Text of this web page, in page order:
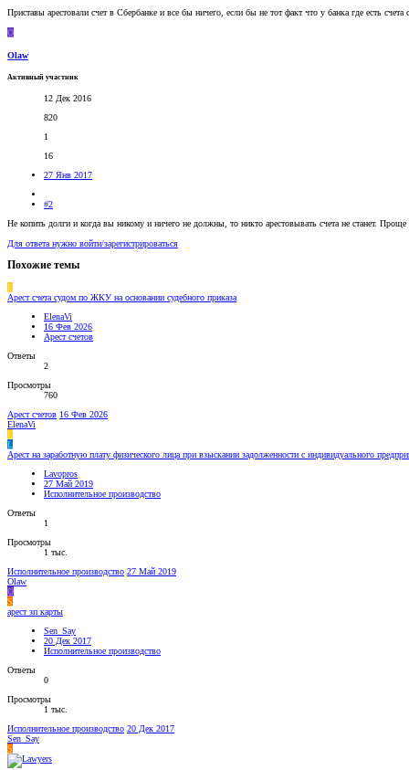
Приставы арестовали счет в Сбербанке и все бы ничего, если бы не тот факт что у банка где есть
O
Olaw
Активный участник
12 Дек 2016
820
1
16
27 Янв 2017
#2
Не копить долги и когда вы никому и ничего не должны, то никто арестовывать счета не станет. Проще
Для ответа нужно войти/зарегистрироваться
Похожие темы
E
Арест счета судом по ЖКУ на основании судебного приказа
ElenaVi
16 Фев 2026
Арест счетов
Ответы
2
Просмотры
760
Арест счетов 16 Фев 2026
ElenaVi
E
L
Арест на заработную плату физического лица при взыскании задолженности с индивидуального
Lavopros
27 Май 2019
Исполнительное производство
Ответы
1
Просмотры
1 тыс.
Исполнительное производство 27 Май 2019
Olaw
O
S
арест зп карты
Sen_Say
20 Дек 2017
Исполнительное производство
Ответы
0
Просмотры
1 тыс.
Исполнительное производство 20 Дек 2017
Sen_Say
S